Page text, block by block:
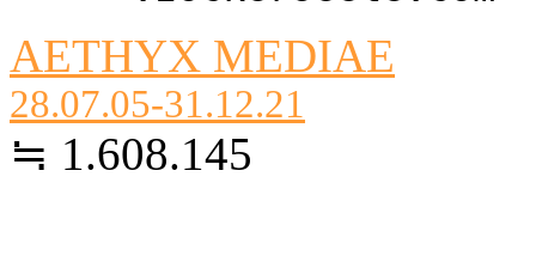
AETHYX MEDIAE
28.07.05-31.12.21
≒ 1.608.145